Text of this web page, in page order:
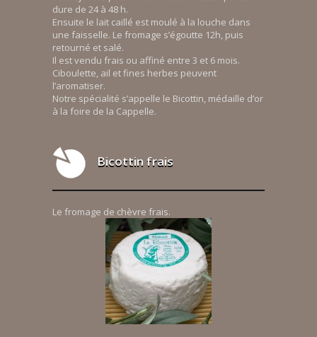
dure de 24 à 48 h.
Ensuite le lait caillé est moulé à la louche dans
une faisselle. Le fromage s’égoutte 12h, puis
retourné et salé.
Il est vendu frais ou affiné entre 3 et 6 mois.
Ciboulette, ail et fines herbes peuvent
l’aromatiser.
Notre spécialité s’appelle le Bicottin, médaille d’or
à la foire de la Cappelle.
Bicottin frais
Le fromage de chèvre frais.